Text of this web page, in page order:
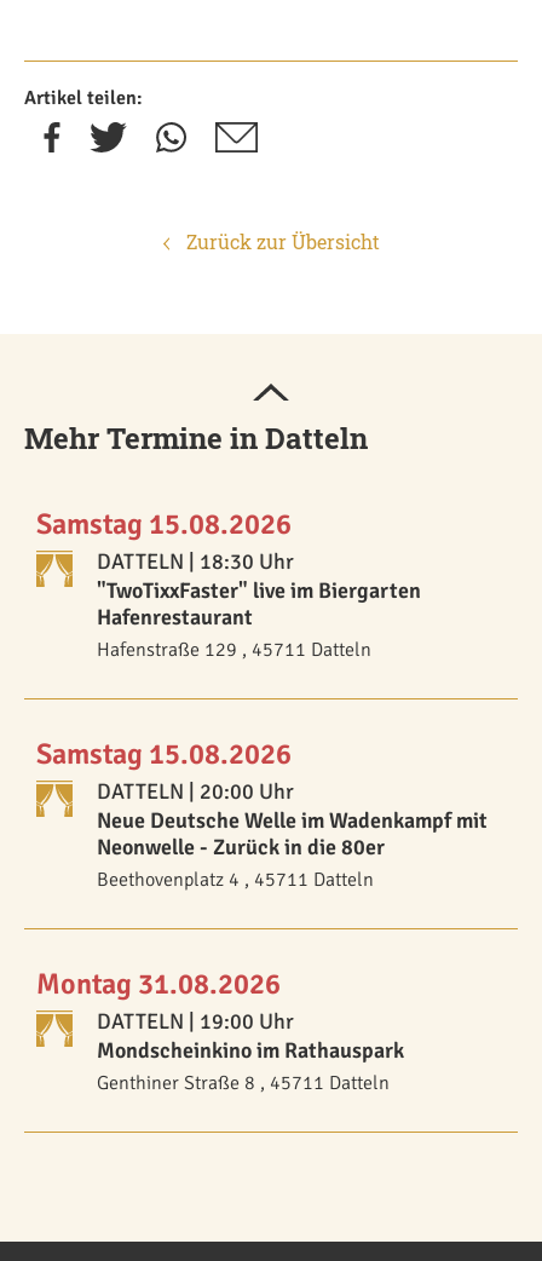
Artikel teilen:
Zurück zur Übersicht
Mehr Termine in Datteln
Samstag 15.08.2026
DATTELN | 18:30 Uhr
"TwoTixxFaster" live im Biergarten
Hafenrestaurant
Hafenstraße 129 , 45711 Datteln
Samstag 15.08.2026
DATTELN | 20:00 Uhr
Neue Deutsche Welle im Wadenkampf mit
Neonwelle - Zurück in die 80er
Beethovenplatz 4 , 45711 Datteln
Montag 31.08.2026
DATTELN | 19:00 Uhr
Mondscheinkino im Rathauspark
Genthiner Straße 8 , 45711 Datteln